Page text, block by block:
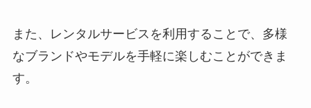
また、レンタルサービスを利用することで、多様
なブランドやモデルを手軽に楽しむことができま
す。